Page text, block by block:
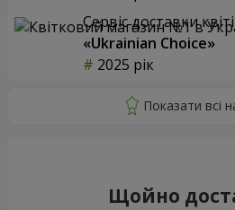
Сервіс доставки
«Ukrainian Choice»
2025 рік
Щойно